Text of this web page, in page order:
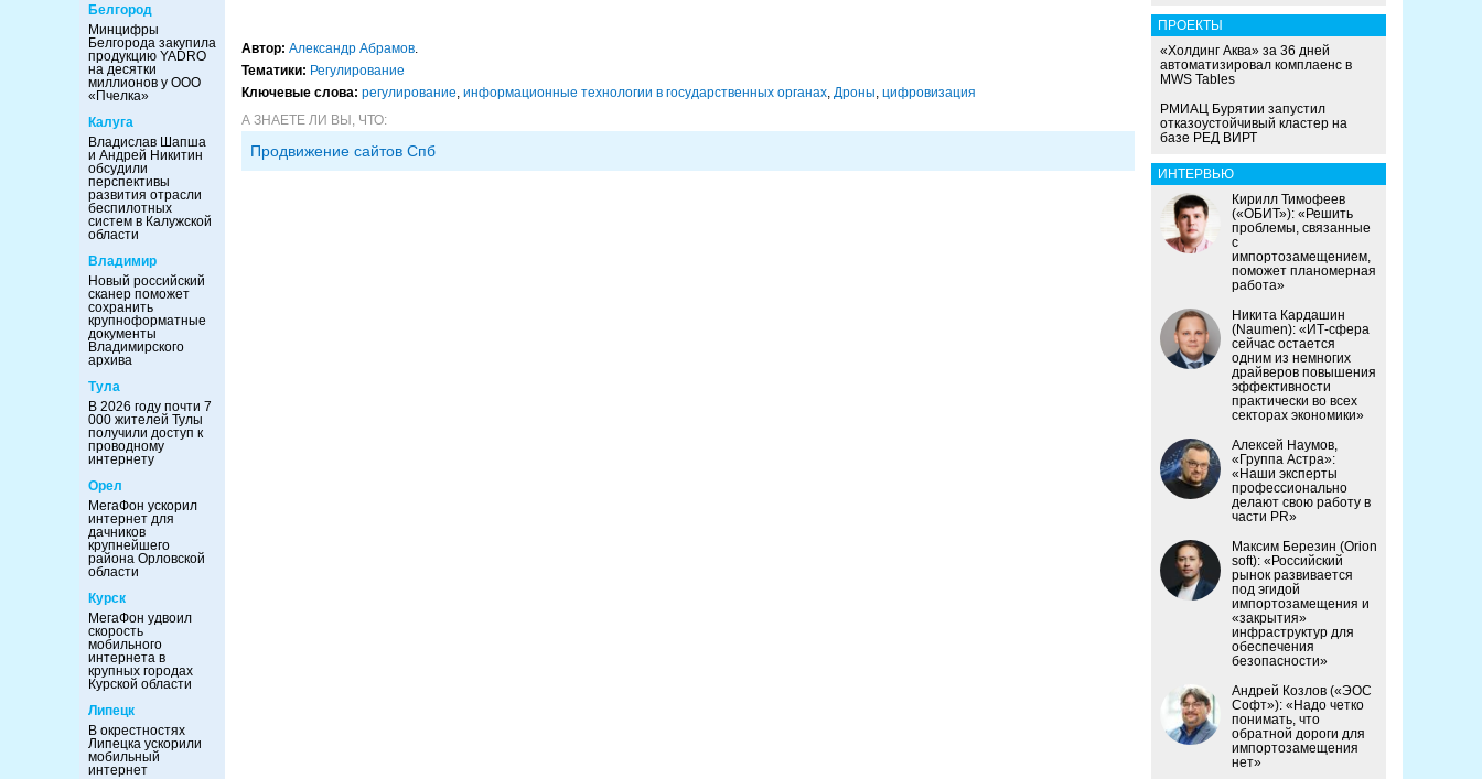
Белгород
Минцифры
Белгорода закупила
продукцию YADRO
на десятки
миллионов у ООО
«Пчелка»
Калуга
Владислав Шапша
и Андрей Никитин
обсудили
перспективы
развития отрасли
беспилотных
систем в Калужской
области
Владимир
Новый российский
сканер поможет
сохранить
крупноформатные
документы
Владимирского
архива
Тула
В 2026 году почти 7
000 жителей Тулы
получили доступ к
проводному
интернету
Орел
МегаФон ускорил
интернет для
дачников
крупнейшего
района Орловской
области
Курск
МегаФон удвоил
скорость
мобильного
интернета в
крупных городах
Курской области
Липецк
В окрестностях
Липецка ускорили
мобильный
интернет
Автор: Александр Абрамов.
Тематики: Регулирование
Ключевые слова: регулирование, информационные технологии в государственных органах, Дроны, цифровизация
А ЗНАЕТЕ ЛИ ВЫ, ЧТО:
Продвижение сайтов Спб
ПРОЕКТЫ
«Холдинг Аква» за 36 дней
автоматизировал комплаенс в
MWS Tables
РМИАЦ Бурятии запустил
отказоустойчивый кластер на
базе РЕД ВИРТ
ИНТЕРВЬЮ
Кирилл Тимофеев
(«ОБИТ»): «Решить
проблемы, связанные
с
импортозамещением,
поможет планомерная
работа»
Никита Кардашин
(Naumen): «ИТ-сфера
сейчас остается
одним из немногих
драйверов повышения
эффективности
практически во всех
секторах экономики»
Алексей Наумов,
«Группа Астра»:
«Наши эксперты
профессионально
делают свою работу в
части PR»
Максим Березин (Orion
soft): «Российский
рынок развивается
под эгидой
импортозамещения и
«закрытия»
инфраструктур для
обеспечения
безопасности»
Андрей Козлов («ЭОС
Софт»): «Надо четко
понимать, что
обратной дороги для
импортозамещения
нет»